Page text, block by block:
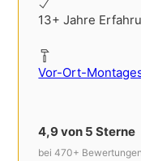
13+ Jahre
Vor-Ort-
4,9 von 5 Sterne
bei 470+ Bewertungen